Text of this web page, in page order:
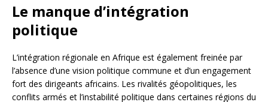
Le manque d’intégration
politique
L’intégration régionale en Afrique est également freinée par
l’absence d’une vision politique commune et d’un engagement
fort des dirigeants africains. Les rivalités géopolitiques, les
conflits armés et l’instabilité politique dans certaines régions du